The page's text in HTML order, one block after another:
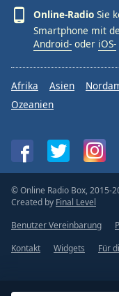
Online-Radio Sie
Smartphone mit
Android- oder iOS-
Afrika Asien
Ozeanien
© Online Radio Box, 2015-
Created by Final Level
Benutzer Vereinbarung
Kontakt
Widgets Für